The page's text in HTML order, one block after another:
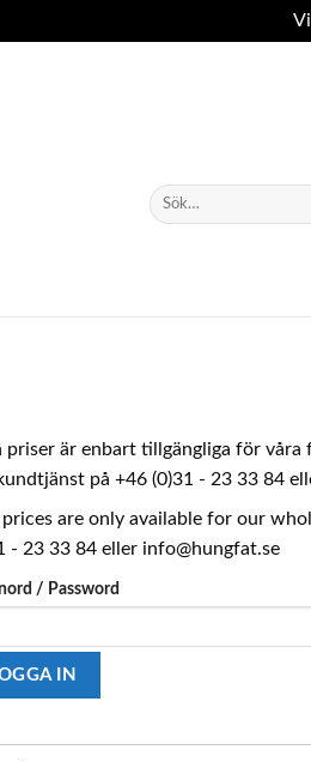
Sök
efter:
priser är enbart tillgängliga för våra
på +46 (0)31 - 23 33 84
are only available for our
- 23 33 84 eller info@hungfat.se
/ Password